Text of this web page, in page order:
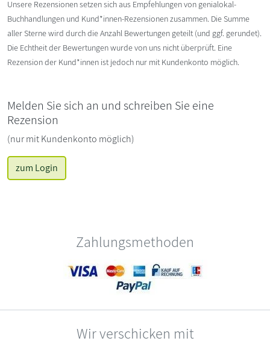
Unsere Rezensionen setzen sich aus Empfehlungen von genialokal-
Buchhandlungen und Kund*innen-Rezensionen zusammen. Die Summe
aller Sterne wird durch die Anzahl Bewertungen geteilt (und ggf. gerundet).
Die Echtheit der Bewertungen wurde von uns nicht überprüft. Eine
Rezension der Kund*innen ist jedoch nur mit Kundenkonto möglich.
Melden Sie sich an und schreiben Sie eine
Rezension
(nur mit Kundenkonto möglich)
zum Login
Zahlungsmethoden
Wir verschicken mit